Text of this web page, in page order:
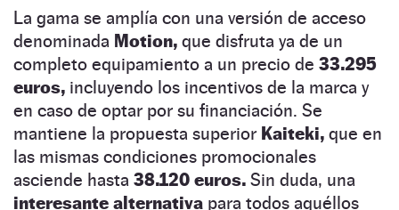
La gama se amplía con una versión de acceso
denominada Motion, que disfruta ya de un
completo equipamiento a un precio de 33.295
euros, incluyendo los incentivos de la marca y
en caso de optar por su financiación. Se
mantiene la propuesta superior Kaiteki, que en
las mismas condiciones promocionales
asciende hasta 38.120 euros. Sin duda, una
interesante alternativa para todos aquéllos